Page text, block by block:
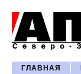
ГЛАВНАЯ